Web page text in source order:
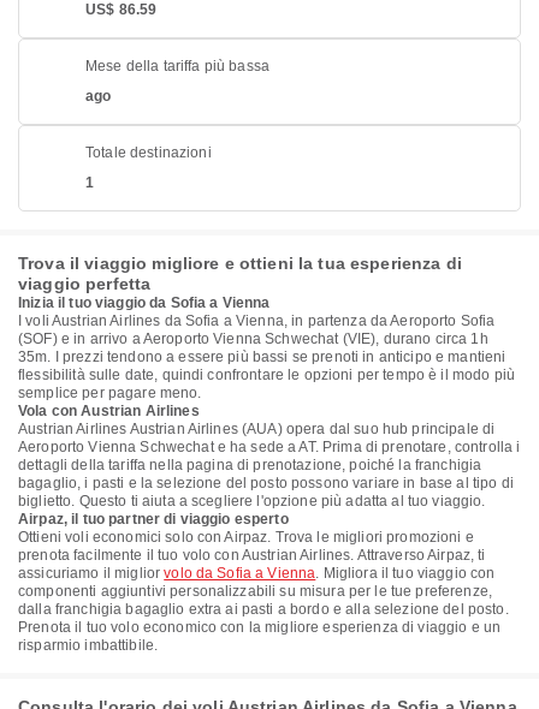
US$ 86.59
Mese della tariffa più bassa
ago
Totale destinazioni
1
Trova il viaggio migliore e ottieni la tua esperienza di
viaggio perfetta
Inizia il tuo viaggio da Sofia a Vienna
I voli Austrian Airlines da Sofia a Vienna, in partenza da Aeroporto Sofia
(SOF) e in arrivo a Aeroporto Vienna Schwechat (VIE), durano circa 1h
35m. I prezzi tendono a essere più bassi se prenoti in anticipo e mantieni
flessibilità sulle date, quindi confrontare le opzioni per tempo è il modo più
semplice per pagare meno.
Vola con Austrian Airlines
Austrian Airlines Austrian Airlines (AUA) opera dal suo hub principale di
Aeroporto Vienna Schwechat e ha sede a AT. Prima di prenotare, controlla i
dettagli della tariffa nella pagina di prenotazione, poiché la franchigia
bagaglio, i pasti e la selezione del posto possono variare in base al tipo di
biglietto. Questo ti aiuta a scegliere l'opzione più adatta al tuo viaggio.
Airpaz, il tuo partner di viaggio esperto
Ottieni voli economici solo con Airpaz. Trova le migliori promozioni e
prenota facilmente il tuo volo con Austrian Airlines. Attraverso Airpaz, ti
assicuriamo il migliorvolo da Sofia a Vienna. Migliora il tuo viaggio con
componenti aggiuntivi personalizzabili su misura per le tue preferenze,
dalla franchigia bagaglio extra ai pasti a bordo e alla selezione del posto.
Prenota il tuo volo economico con la migliore esperienza di viaggio e un
risparmio imbattibile.